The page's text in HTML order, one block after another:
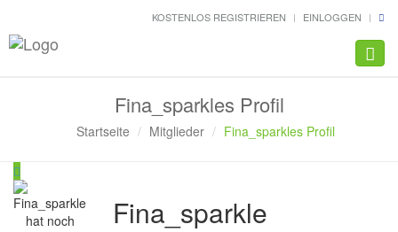
KOSTENLOS REGISTRIEREN EINLOGGEN
Fina_sparkles Profil
Startseite Mitglieder Fina_sparkles Profil
Fina_sparkle